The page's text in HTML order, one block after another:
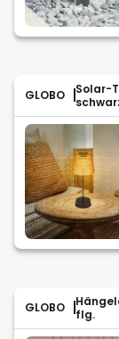
GLOBO
Solar-
GLOBO
flg.